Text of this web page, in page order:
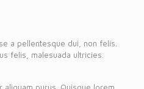
a pellentesque dui, non felis.
felis, malesuada ultricies.
aliquam purus. Quisque lorem